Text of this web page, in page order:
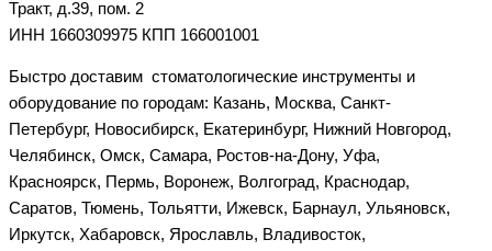
Тракт, д.39, пом. 2
ИНН 1660309975 КПП 166001001
Быстро доставим стоматологические инструменты и
оборудование по городам: Казань, Москва, Санкт-
Петербург, Новосибирск, Екатеринбург, Нижний Новгород,
Челябинск, Омск, Самара, Ростов-на-Дону, Уфа,
Красноярск, Пермь, Воронеж, Волгоград, Краснодар,
Саратов, Тюмень, Тольятти, Ижевск, Барнаул, Ульяновск,
Иркутск, Хабаровск, Ярославль, Владивосток,